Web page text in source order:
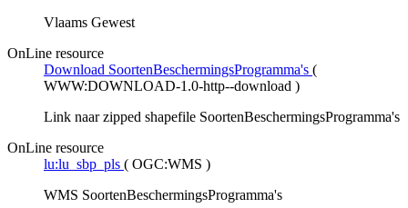
Vlaams Gewest
OnLine resource
Download SoortenBeschermingsProgramma's (
WWW:DOWNLOAD-1.0-http--download )
Link naar zipped shapefile SoortenBeschermingsProgramma's
OnLine resource
lu:lu_sbp_pls ( OGC:WMS )
WMS SoortenBeschermingsProgramma's